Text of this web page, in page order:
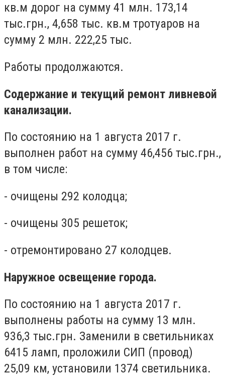
кв.м дорог на сумму 41 млн. 173,14
тыс.грн., 4,658 тыс. кв.м тротуаров на
сумму 2 млн. 222,25 тыс.
Работы продолжаются.
Содержание и текущий ремонт ливневой
канализации.
По состоянию на 1 августа 2017 г.
выполнен работ на сумму 46,456 тыс.грн.,
в том числе:
- очищены 292 колодца;
- очищены 305 решеток;
- отремонтировано 27 колодцев.
Наружное освещение города.
По состоянию на 1 августа 2017 г.
выполнены работы на сумму 13 млн.
936,3 тыс.грн. Заменили в светильниках
6415 ламп, проложили СИП (провод)
25,09 км, установили 1374 светильника.